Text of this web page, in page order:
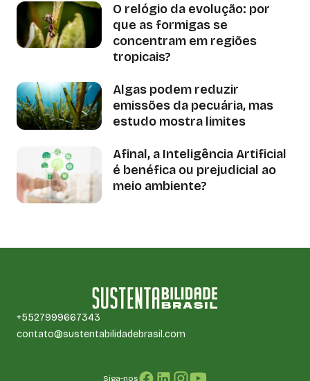
O relógio da evolução: por
que as formigas se
concentram em regiões
tropicais?
Algas podem reduzir
emissões da pecuária, mas
estudo mostra limites
Afinal, a Inteligência Artificial
é benéfica ou prejudicial ao
meio ambiente?
+5527999667343
contato@sustentabilidadebrasil.com
Siga-nos